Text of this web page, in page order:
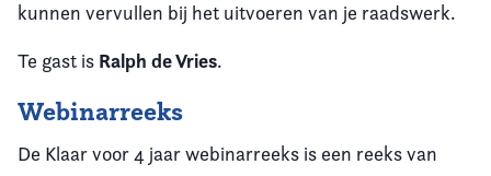
kunnen vervullen bij het uitvoeren van je raadswerk.
Te gast is Ralph de Vries.
Webinarreeks
De Klaar voor 4 jaar webinarreeks is een reeks van